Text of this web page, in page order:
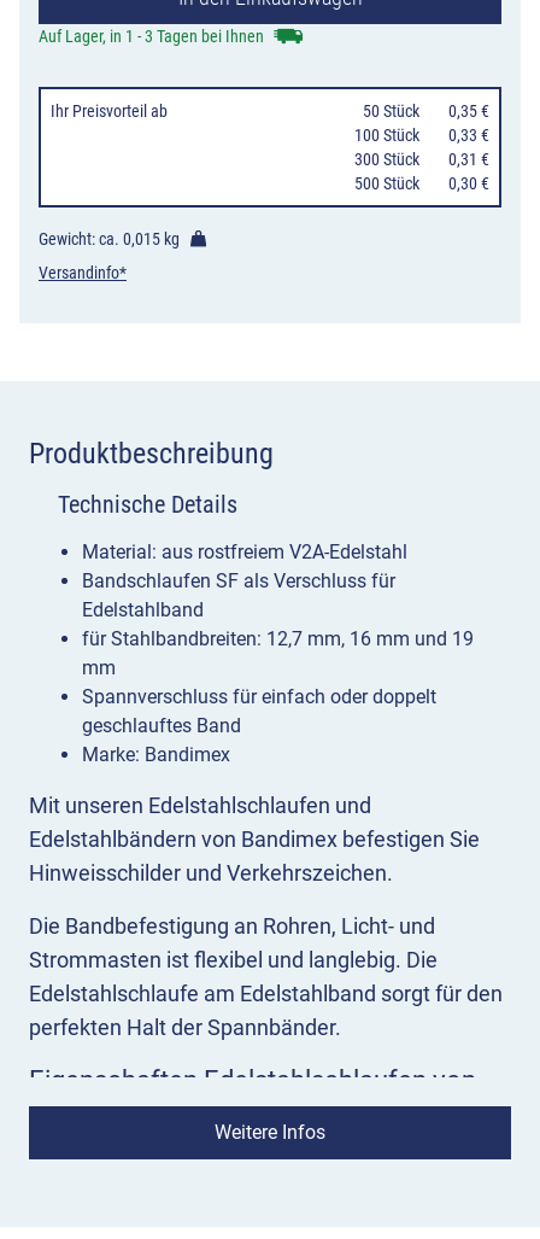
16
mm
und
19
Auf Lager, in 1 - 3 Tagen bei Ihnen
Ihr Preisvorteil ab 50 Stück
0,35 €
100 Stück
0,33 €
300 Stück
0,31 €
500 Stück
0,30 €
Gewicht: ca. 0,015 kg
Versandinfo*
Produktbeschreibung
Mit unseren Edelstahlschlaufen und
Edelstahlbändern von Bandimex befestigen Sie
Hinweisschilder und Verkehrszeichen.
Die Bandbefestigung an Rohren, Licht- und
Strommasten ist flexibel und langlebig. Die
Edelstahlschlaufe am Edelstahlband sorgt für den
perfekten Halt der Spannbänder.
Eigenschaften Edelstahlschlaufen von
Bandimex
Die V2A-Schlaufen mit Ohren für die
Weitere Infos
Technische Details
Material: aus rostfreiem V2A-Edelstahl
Bandschlaufen SF als Verschluss für
Edelstahlband
für Stahlbandbreiten: 12,7 mm, 16 mm und 19
mm
Spannverschluss für einfach oder doppelt
geschlauftes Band
Marke: Bandimex